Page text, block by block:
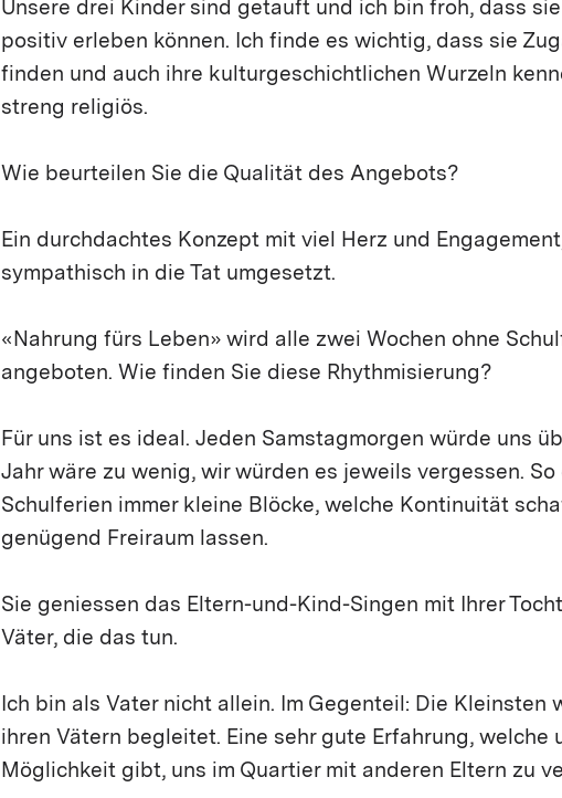
Unsere drei Kinder sind getauft und ich bin froh, dass
positiv erleben können. Ich finde es wichtig, dass sie
finden und auch ihre kulturgeschichtlichen Wurzeln
streng religiös.
Wie beurteilen Sie die Qualität des Angebots?
Ein durchdachtes Konzept mit viel Herz und
sympathisch in die Tat umgesetzt.
«Nahrung fürs Leben» wird alle zwei Wochen ohne
angeboten. Wie finden Sie diese Rhythmisierung?
Für uns ist es ideal. Jeden Samstagmorgen würde uns
Jahr wäre zu wenig, wir würden es jeweils vergessen.
Schulferien immer kleine Blöcke, welche Kontinuität
genügend Freiraum lassen.
Sie geniessen das Eltern-und-Kind-Singen mit Ihrer
Väter, die das tun.
Ich bin als Vater nicht allein. Im Gegenteil: Die Kleinsten
ihren Vätern begleitet. Eine sehr gute Erfahrung, welche
Möglichkeit gibt, uns im Quartier mit anderen Eltern zu